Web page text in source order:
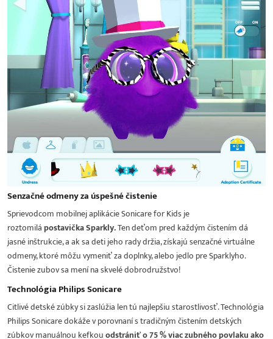
Senzačné odmeny za úspešné čistenie
Sprievodcom mobilnej aplikácie Sonicare for Kids je
roztomilápostavička Sparkly.Ten deťom pred každým čistením dá
jasné inštrukcie, a ak sa deti jeho rady držia, získajú senzačné virtuálne
odmeny, ktoré môžu vymeniť za doplnky, alebo jedlo pre Sparklyho.
Čistenie zubov sa mení na skvelé dobrodružstvo!
Technológia Philips Sonicare
Citlivé detské zúbky si zaslúžia len tú najlepšiu starostlivosť. Technológia
Philips Sonicare dokáže v porovnaní s tradičným čistením detských
zúbkov manuálnou kefkouodstrániť o 75 % viac zubného povlaku ako